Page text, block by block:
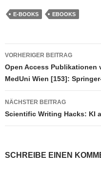
c
b
o
o
k
st
d
o
n
ail
E-BOOKS EBOOKS
VORHERIGER BEITRAG
Open Access Publikationen
MedUni Wien [153]:
NÄCHSTER BEITRAG
Scientific Writing Hacks: KI
SCHREIBE EINEN